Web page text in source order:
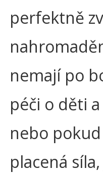
perfektně
nemají po
péči o děti
nebo
placená